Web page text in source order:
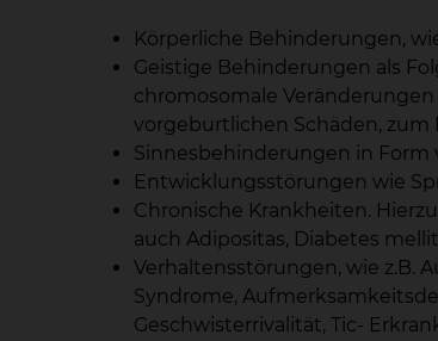
Körperliche Behinderungen,
Geistige Behinderungen als
chromosomale
vorgeburtlichen Schäden,
Sinnesbehinderungen in
Entwicklungsstörungen wie
Chronische Krankheiten.
auch Adipositas, Diabetes
Verhaltensstörungen, wie z.B.
Syndrome,
Geschwisterrivalität, Tic-